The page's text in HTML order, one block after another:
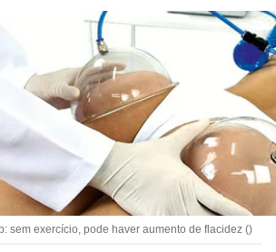
sem exercício, pode haver aumento de flacidez ()